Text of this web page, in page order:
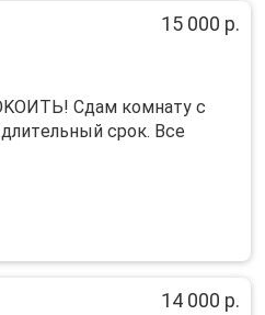
15 000 р.
Cдам кoмнaту с
cpок. Все
14 000 р.